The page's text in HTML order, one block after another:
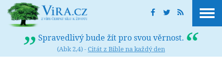
Spravedlivý bude žít pro svou věrnost.
(Abk 2,4) -Citát z Bible na každý den